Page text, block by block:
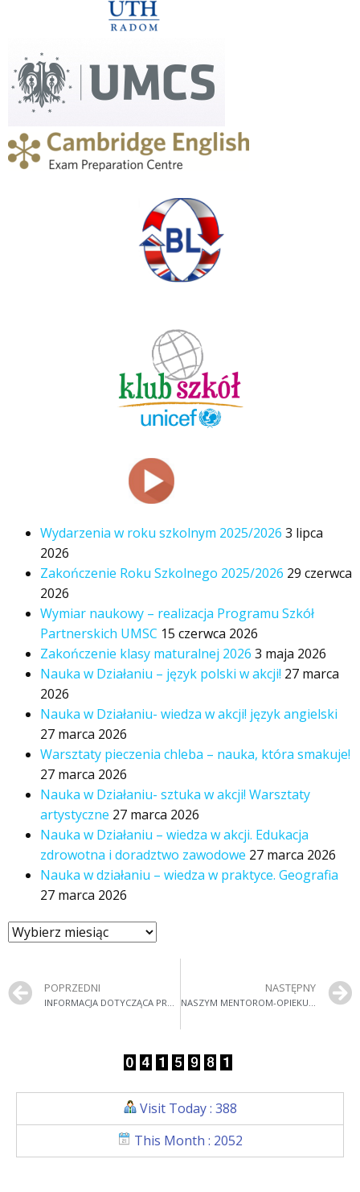
Wydarzenia w roku szkolnym 2025/2026 3 lipca
2026
Zakończenie Roku Szkolnego 2025/2026 29 czerwca
2026
Wymiar naukowy – realizacja Programu Szkół
Partnerskich UMSC 15 czerwca 2026
Zakończenie klasy maturalnej 2026 3 maja 2026
Nauka w Działaniu – język polski w akcji! 27 marca
2026
Nauka w Działaniu- wiedza w akcji! język angielski
27 marca 2026
Warsztaty pieczenia chleba – nauka, która smakuje!
27 marca 2026
Nauka w Działaniu- sztuka w akcji! Warsztaty
artystyczne 27 marca 2026
Nauka w Działaniu – wiedza w akcji. Edukacja
zdrowotna i doradztwo zawodowe 27 marca 2026
Nauka w działaniu – wiedza w praktyce. Geografia
27 marca 2026
POPRZEDNI NASTĘPNY
Visit Today : 388
This Month : 2052